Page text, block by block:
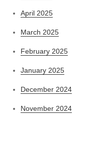
April 2025
March 2025
February 2025
January 2025
December 2024
November 2024